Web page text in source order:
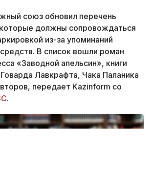
союз обновил перечень
должны сопровождаться
из-за упоминаний
В список вошли роман
«Заводной апельсин», книги
Лавкрафта, Чака Паланика
передает Kazinform со
.